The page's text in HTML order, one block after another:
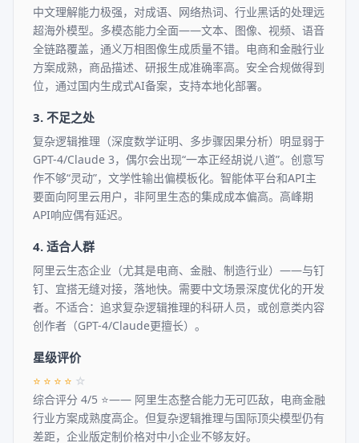
中文理解能力极强，对成语、网络热词、行业黑话的处理远
超海外模型。多模态能力全面——文本、图像、视频、语音
全链路覆盖，通义万相图像生成质量不错。电商和金融行业
方案成熟，商品描述、研报生成准确率高。安全合规做得到
位，通过国内生成式AI备案，支持本地化部署。
3. 不足之处
复杂逻辑推理（深度数学证明、多步骤因果分析）明显弱于
GPT-4/Claude 3，偶尔会出现“一本正经胡说八道”。创意写
作不够“灵动”，文学性输出偏模板化。智能体平台和API主
要面向阿里云用户，非阿里生态的集成成本偏高。高峰期
API响应偶有延迟。
4. 适合人群
阿里云生态企业（尤其是电商、金融、制造行业）——与钉
钉、宜搭无缝对接，落地快。需要中文场景深度优化的开发
者。不适合：追求复杂逻辑推理的科研人员，或创意类内容
创作者（GPT-4/Claude更擅长）。
星级评价
⭐ ⭐ ⭐ ⭐ ☆
综合评分 4/5 ⭐—— 阿里生态整合能力无可匹敌，电商金融
行业方案成熟度高企。但复杂逻辑推理与国际顶尖模型仍有
差距，企业版定制价格对中小企业不够友好。